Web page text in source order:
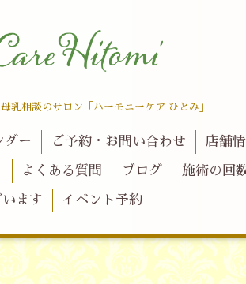
乳相談のサロン「ハーモニーケア ひとみ」
ダー ご予約・お問い合わせ 店舗
よくある質問 ブログ 施術の回
ます イベント予約